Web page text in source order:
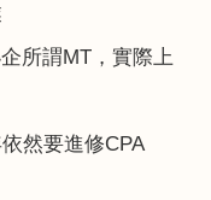
所謂MT ，實際上
然要進修CPA